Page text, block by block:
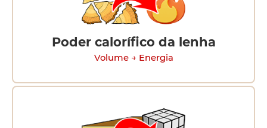
Poder calorífico da lenha
Volume → Energia